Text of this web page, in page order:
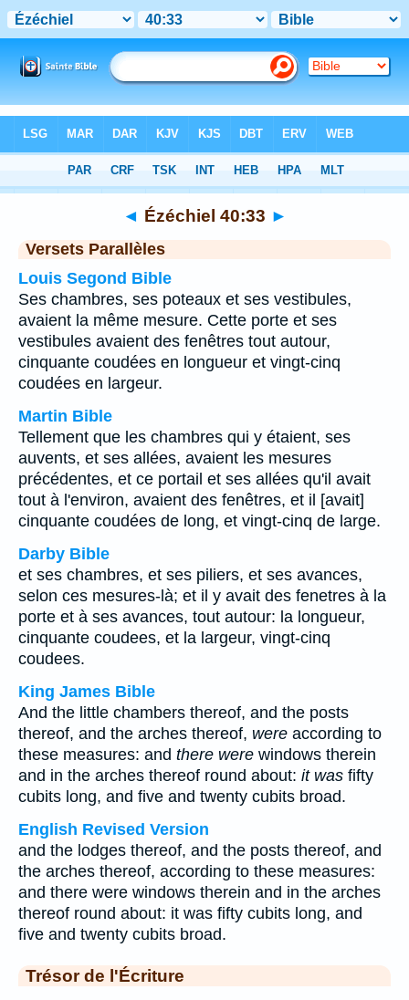
Chapitre 40> Verset 33
◄ Ézéchiel 40:33 ►
Versets Parallèles
Louis Segond Bible
Ses chambres, ses poteaux et ses vestibules,
avaient la même mesure. Cette porte et ses
vestibules avaient des fenêtres tout autour,
cinquante coudées en longueur et vingt-cinq
coudées en largeur.
Martin Bible
Tellement que les chambres qui y étaient, ses
auvents, et ses allées, avaient les mesures
précédentes, et ce portail et ses allées qu'il avait
tout à l'environ, avaient des fenêtres, et il [avait]
cinquante coudées de long, et vingt-cinq de large.
Darby Bible
et ses chambres, et ses piliers, et ses avances,
selon ces mesures-là; et il y avait des fenetres à la
porte et à ses avances, tout autour: la longueur,
cinquante coudees, et la largeur, vingt-cinq
coudees.
King James Bible
And the little chambers thereof, and the posts
thereof, and the arches thereof, were according to
these measures: and there were windows therein
and in the arches thereof round about: it was fifty
cubits long, and five and twenty cubits broad.
English Revised Version
and the lodges thereof, and the posts thereof, and
the arches thereof, according to these measures:
and there were windows therein and in the arches
thereof round about: it was fifty cubits long, and
five and twenty cubits broad.
Trésor de l'Écriture